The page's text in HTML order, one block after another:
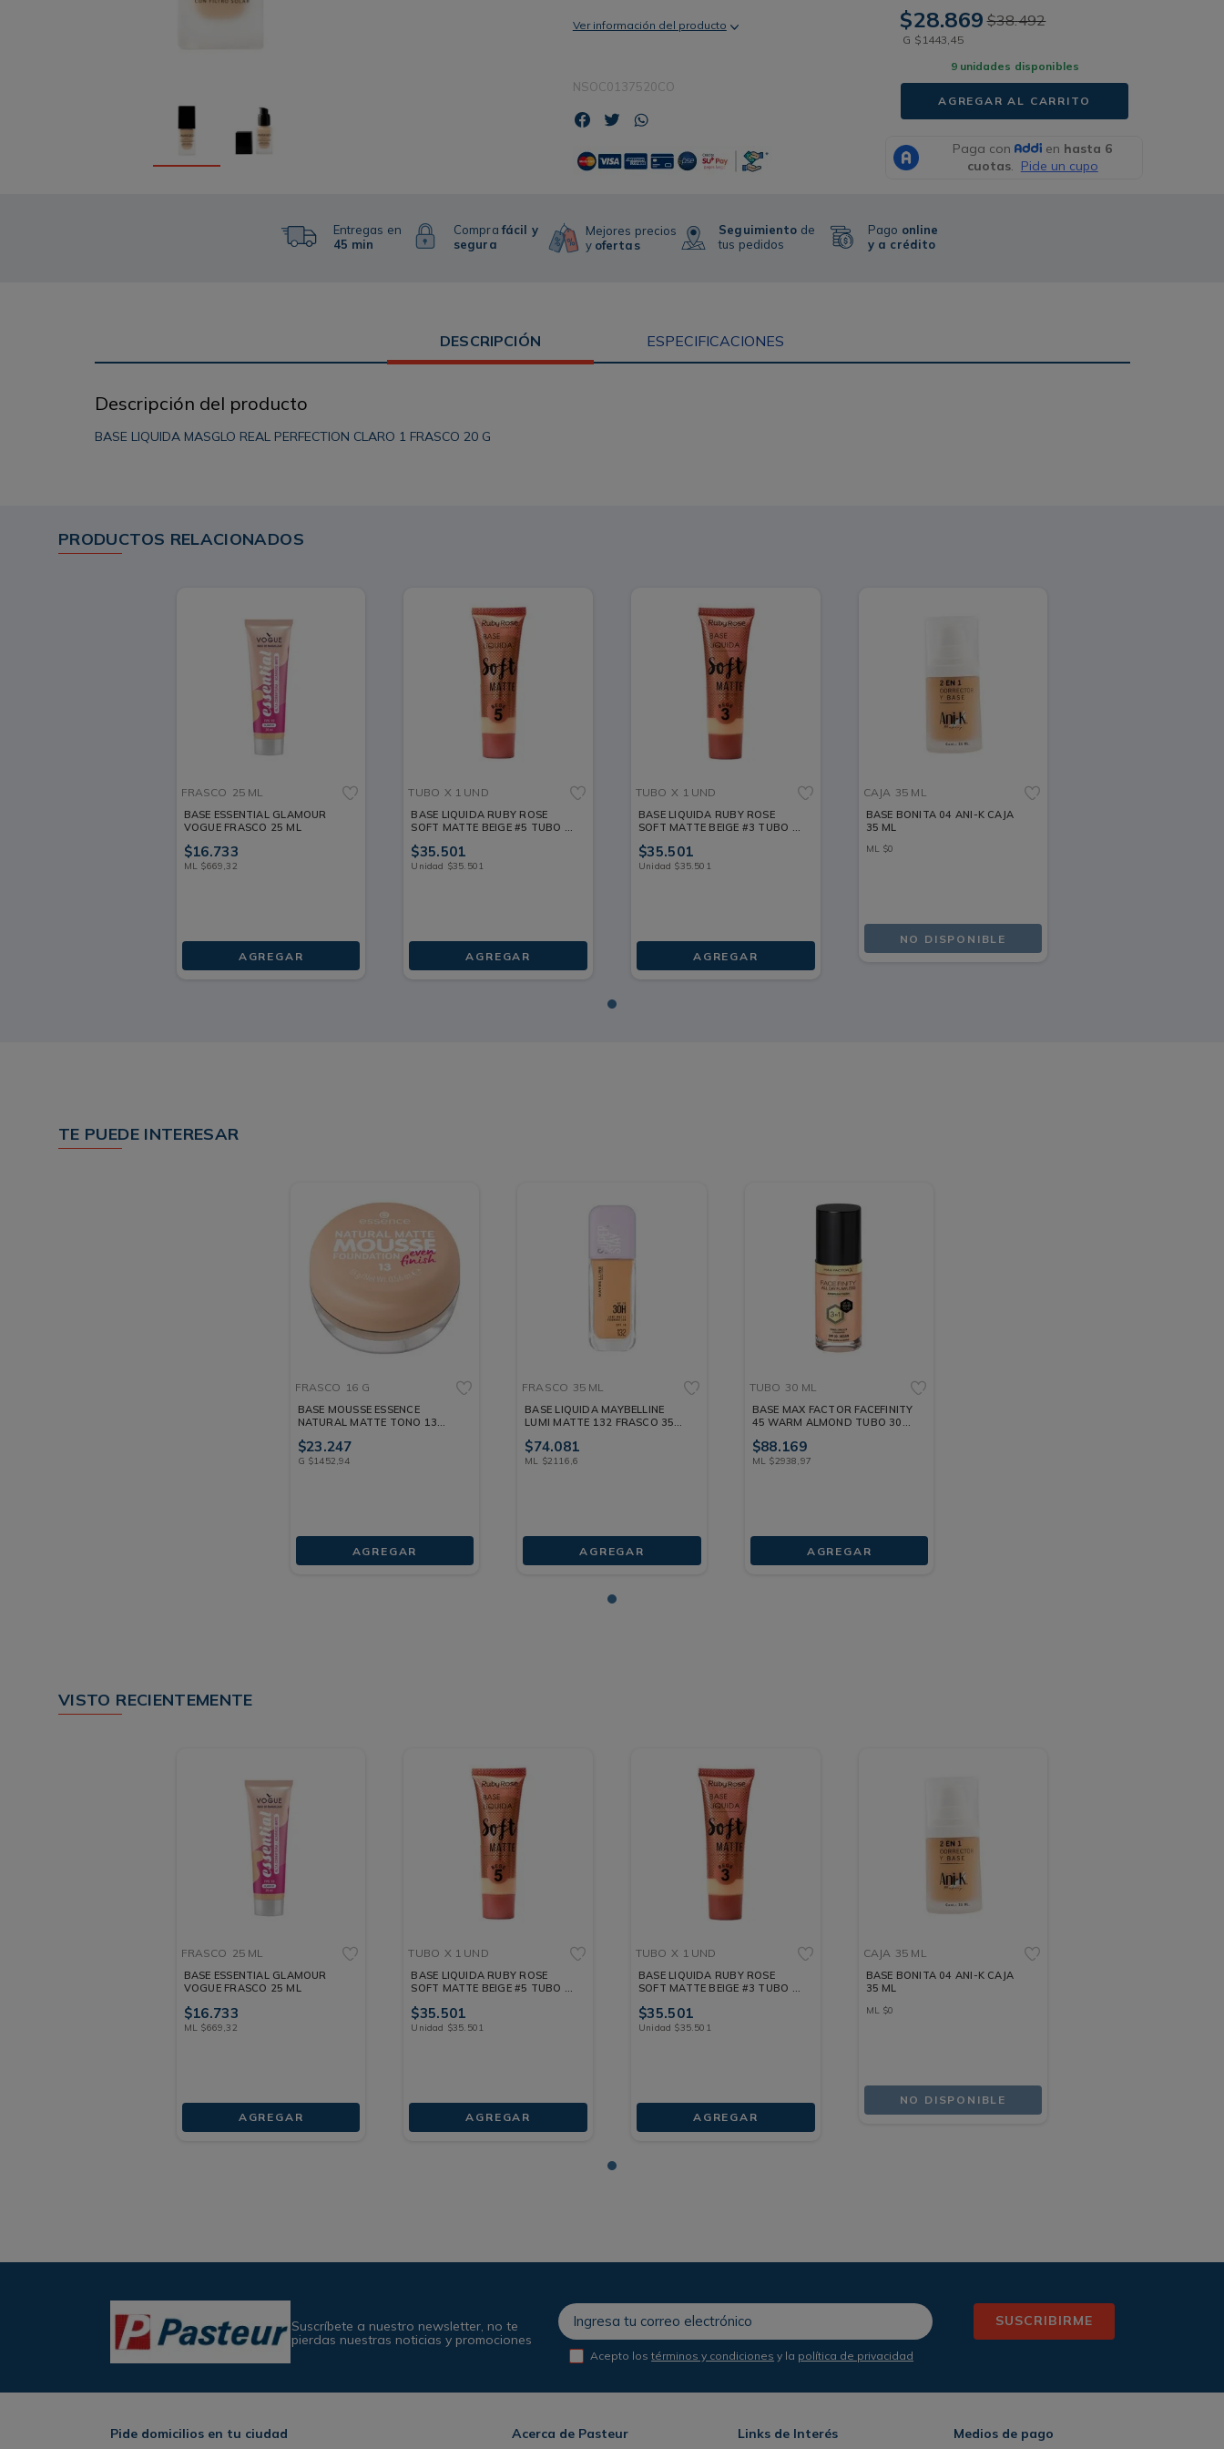
Ver información del producto
NSOC0137520CO
$28.869 $38.492
G $ 1443,45
9 unidades disponibles
AGREGAR AL CARRITO
Entregas en
45 min
Comprafácil y
segura
Mejores precios
y ofertas
Seguimiento de
tus pedidos
Pago online
y a crédito
DESCRIPCIÓN ESPECIFICACIONES
Descripción del producto
BASE LIQUIDA MASGLO REAL PERFECTION CLARO 1 FRASCO 20 G
PRODUCTOS RELACIONADOS
FRASCO 25 ML
BASE ESSENTIAL GLAMOUR
VOGUE FRASCO 25 ML
$16.733
ML $669,32
AGREGAR
TUBO X 1 UND
BASE LIQUIDA RUBY ROSE
SOFT MATTE BEIGE #5 TUBO X
$35.501
Unidad $35. 501
AGREGAR
TUBO X 1 UND
BASE LIQUIDA RUBY ROSE
SOFT MATTE BEIGE #3 TUBO X
$35.501
Unidad $35.501
AGREGAR
CAJA 35 ML
BASE BONITA 04 ANI-K CAJA
35 ML
ML $0
NO DISPONIBLE
TE PUEDE INTERESAR
FRASCO 16 G
BASE MOUSSE ESSENCE
NATURAL MATTE TONO 13
$23.247
G $1452,94
AGREGAR
FRASCO 35 ML
BASE LIQUIDA MAYBELLINE
LUMI MATTE 132 FRASCO 35
$74.081
ML $2116,6
AGREGAR
TUBO 30 ML
BASE MAX FACTOR FACEFINITY
45 WARM ALMOND TUBO 30
$88.169
ML $2938,97
AGREGAR
VISTO RECIENTEMENTE
FRASCO 25 ML
BASE ESSENTIAL GLAMOUR
VOGUE FRASCO 25 ML
$16.733
ML $669 32
AGREGAR
TUBO X 1 UND
BASE LIQUIDA RUBY ROSE
SOFT MATTE BEIGE #5 TUBO X
$35.501
Unidad $35 501
AGREGAR
TUBO X 1 UND
BASE LIQUIDA RUBY ROSE
SOFT MATTE BEIGE #3 TUBO X
$35.501
Unidad $35 501
AGREGAR
CAJA 35 ML
BASE BONITA 04 ANI-K CAJA
35 ML
ML $0
NO DISPONIBLE
Suscríbete a nuestro newsletter, no te
pierdas nuestras noticias y promociones
SUSCRIBIRME
Acepto lostérminos y condiciones y la política de privacidad
Pide domicilios en tu ciudad Acerca de Pasteur Links de Interés Medios de pago